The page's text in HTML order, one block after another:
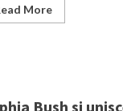
MoreRead
more
protagonisti
Bush si